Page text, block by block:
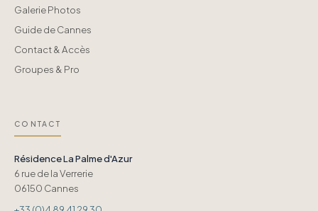
Galerie Photos
Guide de Cannes
Contact & Accès
Groupes & Pro
CONTACT
Résidence La Palme d'Azur
6 rue de la Verrerie
06150 Cannes